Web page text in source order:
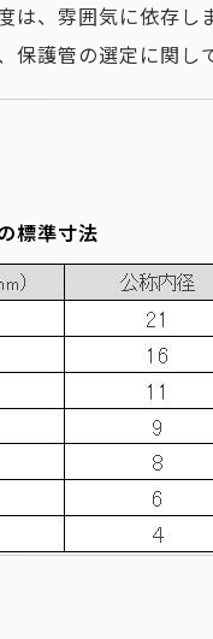
は、雰囲気に依存し
保護管の選定に関し
標準寸法